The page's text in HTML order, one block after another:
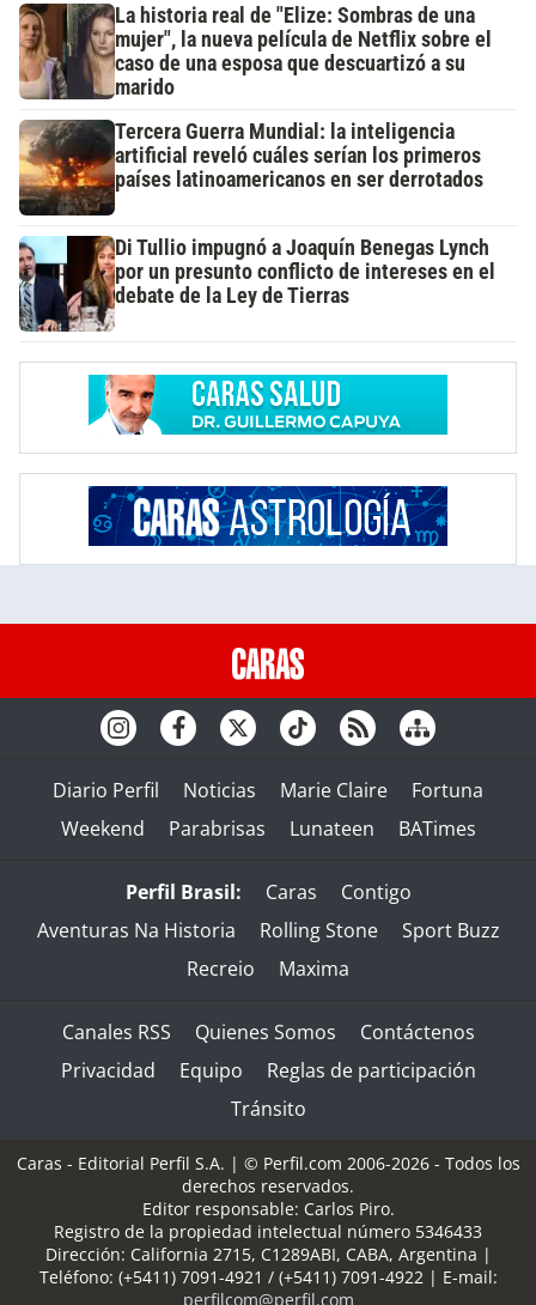
La historia real de "Elize: Sombras de una
mujer", la nueva película de Netflix sobre el
caso de una esposa que descuartizó a su
marido
Tercera Guerra Mundial: la inteligencia
artificial reveló cuáles serían los primeros
países latinoamericanos en ser derrotados
Di Tullio impugnó a Joaquín Benegas Lynch
por un presunto conflicto de intereses en el
debate de la Ley de Tierras
Diario Perfil Noticias Marie Claire
Fortuna
Weekend
Parabrisas Lunateen BATimes
Perfil Brasil: Caras
Contigo
Aventuras Na Historia
Rolling Stone
Sport Buzz
Recreio
Maxima
Canales RSS Quienes Somos
Contáctenos
Privacidad
Equipo
Reglas de participación
Tránsito
Caras - Editorial Perfil S.A. | © Perfil.com 2006-2026 - Todos los
derechos reservados.
Editor responsable: Carlos Piro.
Registro de la propiedad intelectual número 5346433
Dirección: California 2715, C1289ABI, CABA, Argentina |
Teléfono: (+5411) 7091-4921 / (+5411) 7091-4922| E-mail:
perfilcom@perfil.com